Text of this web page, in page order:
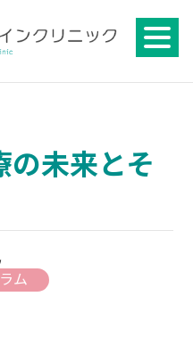
の未来とそ
,
ム